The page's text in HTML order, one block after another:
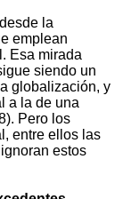
la
emplean
Esa mirada
siendo un
globalización, y
a la de una
Pero los
entre ellos las
estos